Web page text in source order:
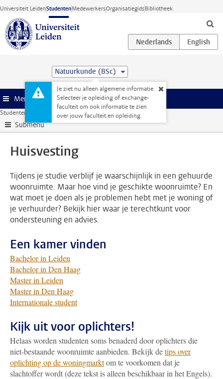
Ga direct naar de inhoud
Universiteit LeidenStudentenMedewerkersOrganisatiegidsBibliotheek
Natuurkunde (BSc)
Je ziet nu alleen algemene informatie.
Selecteer je opleiding of exchange-
faculteit om ook informatie te zien
over jouw faculteit en opleiding.
Menu
Studentenwebsite Ondersteuning Huisvesting
Submenu
Huisvesting
Tijdens je studie verblijf je waarschijnlijk in een gehuurde
woonruimte. Maar hoe vind je geschikte woonruimte? En
wat moet je doen als je problemen hebt met je woning of
je verhuurder? Bekijk hier waar je terechtkunt voor
ondersteuning en advies.
Een kamer vinden
Bachelor in Leiden
Bachelor in Den Haag
Master in Leiden
Master in Den Haag
Internationale student
Kijk uit voor oplichters!
Helaas worden studenten soms benaderd door oplichters die
niet-bestaande woonruimte aanbieden. Bekijk detips over
oplichting op de woningmarktom te voorkomen dat je
slachtoffer wordt (deze tekst is alleen beschikbaar in het Engels).